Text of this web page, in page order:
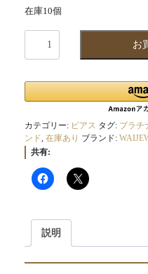
在庫10個
セ
ス
ッ
ト
ダ
ヤ
お
カテゴリー: ピアス タグ: プラチ
ンド, 在庫あり ブランド:
共有:
説明